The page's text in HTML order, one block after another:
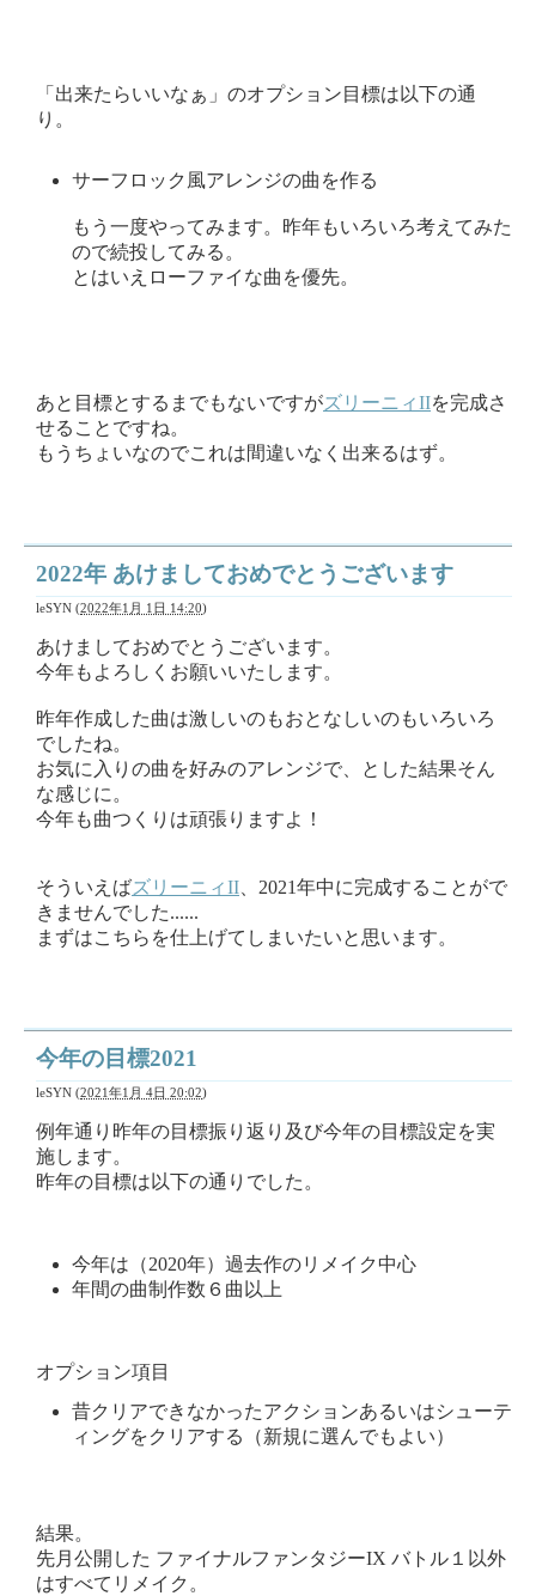
「出来たらいいなぁ」のオプション目標は以下の通
り。
サーフロック風アレンジの曲を作る
もう一度やってみます。昨年もいろいろ考えてみた
ので続投してみる。
とはいえローファイな曲を優先。
あと目標とするまでもないですがズリーニィIIを完成さ
せることですね。
もうちょいなのでこれは間違いなく出来るはず。
2022年 あけましておめでとうございます
leSYN (2022年1月 1日 14:20)
あけましておめでとうございます。
今年もよろしくお願いいたします。
昨年作成した曲は激しいのもおとなしいのもいろいろ
でしたね。
お気に入りの曲を好みのアレンジで、とした結果そん
な感じに。
今年も曲つくりは頑張りますよ！
そういえばズリーニィII 、2021年中に完成することがで
きませんでした......
まずはこちらを仕上げてしまいたいと思います。
今年の目標2021
leSYN (2021年1月 4日 20:02)
例年通り昨年の目標振り返り及び今年の目標設定を実
施します。
昨年の目標は以下の通りでした。
今年は（2020年）過去作のリメイク中心
年間の曲制作数６曲以上
オプション項目
昔クリアできなかったアクションあるいはシューテ
ィングをクリアする（新規に選んでもよい）
結果。
先月公開した ファイナルファンタジーIX バトル１以外
はすべてリメイク。